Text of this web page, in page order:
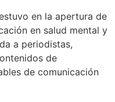
en la apertura de
en salud mental y
a periodistas,
de
de comunicación